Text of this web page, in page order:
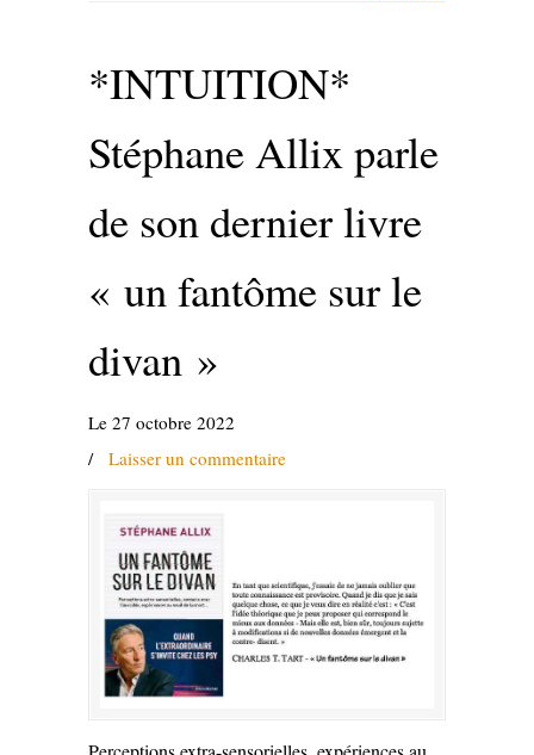
*INTUITION*
Stéphane Allix parle
de son dernier livre
« un fantôme sur le
divan »
Le 27 octobre 2022
/ Laisser un commentaire